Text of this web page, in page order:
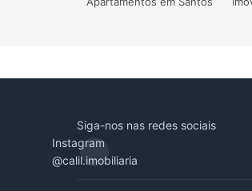
Siga-nos nas redes sociais
Instagram
@calil.imobiliaria